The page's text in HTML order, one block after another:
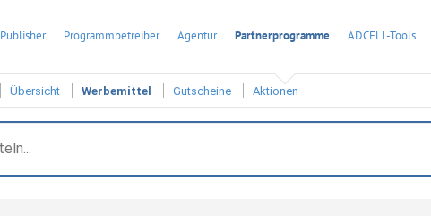
Publisher Programmbetreiber Agentur Partnerprogramme ADCELL-Tools
Übersicht Werbemittel Gutscheine Aktionen